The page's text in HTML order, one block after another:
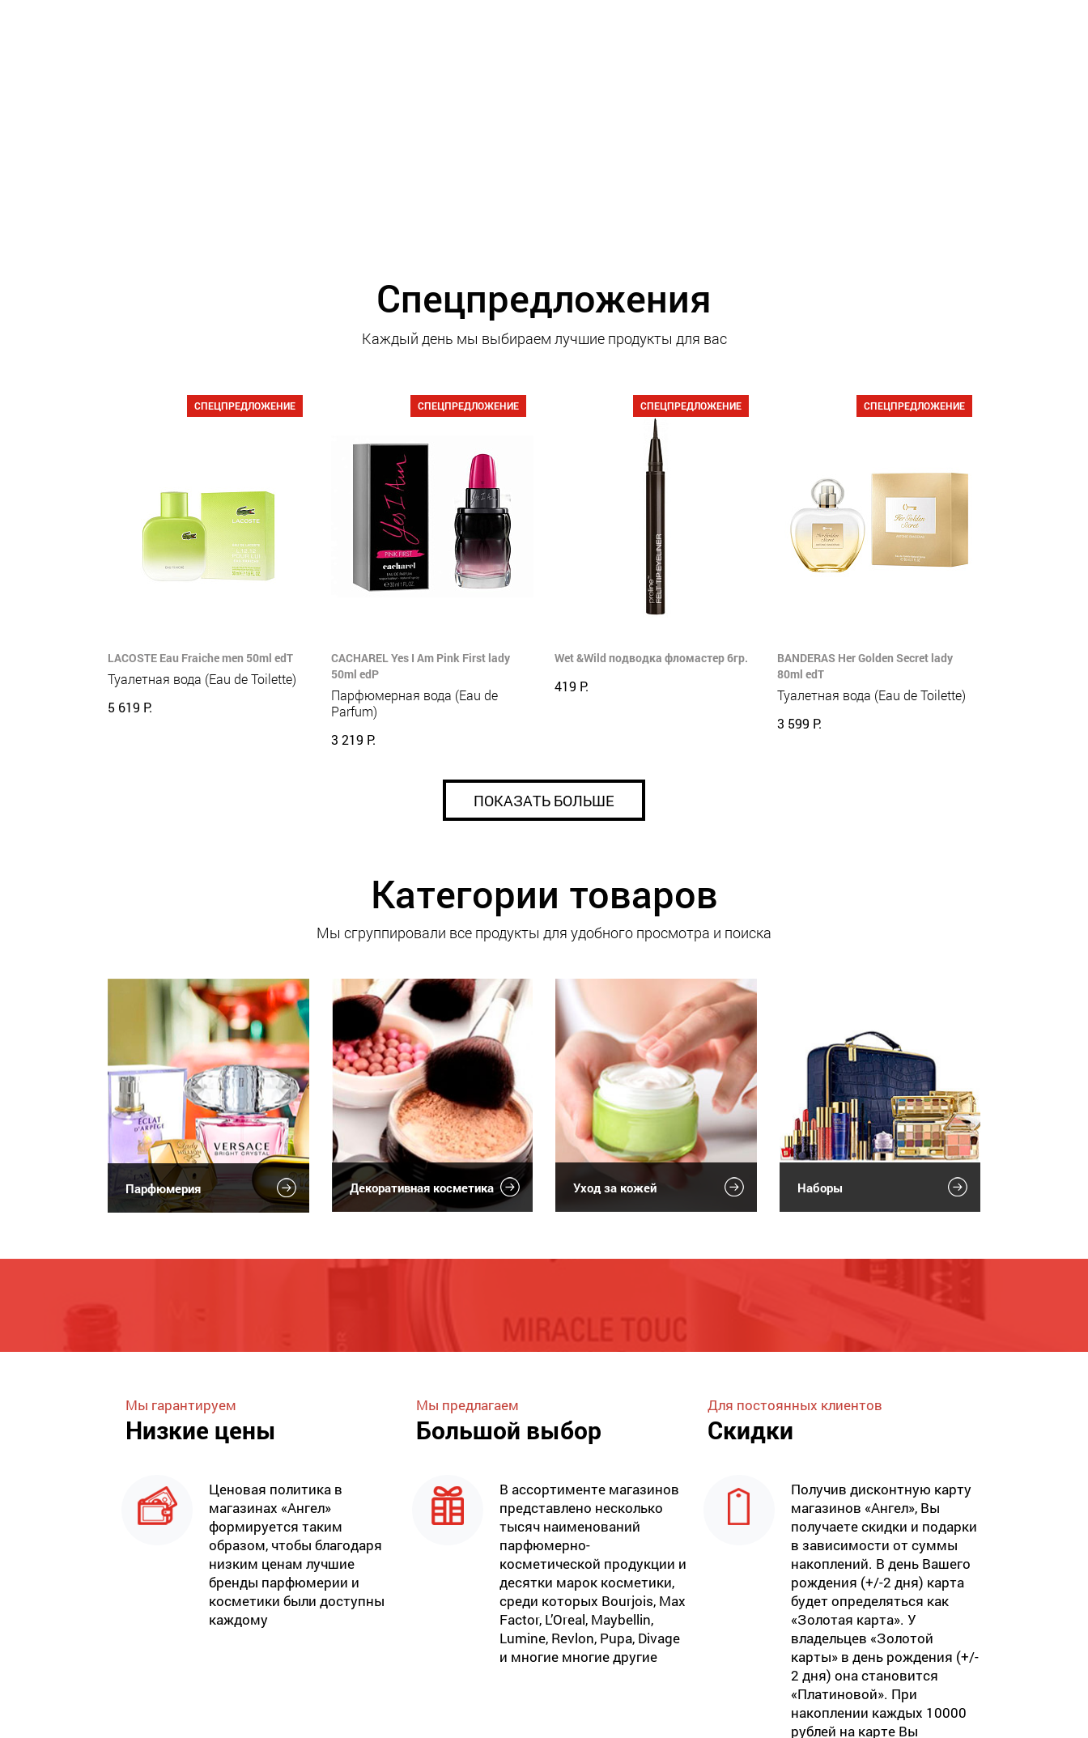
Спецпредложения
Каждый день мы выбираем лучшие продукты для вас
СПЕЦПРЕДЛОЖЕНИЕ
LACOSTE Eau Fraiche men 50ml edT
Туалетная вода (Eau de Toilette)
5 619 Р.
СПЕЦПРЕДЛОЖЕНИЕ
CACHAREL Yes I Am Pink First lady
50ml edP
Парфюмерная вода (Eau de
Parfum)
3 219 Р.
СПЕЦПРЕДЛОЖЕНИЕ
Wet &Wild подводка фломастер 6гр.
419 Р.
СПЕЦПРЕДЛОЖЕНИЕ
BANDERAS Her Golden Secret lady
80ml edT
Туалетная вода (Eau de Toilette)
3 599 Р.
ПОКАЗАТЬ БОЛЬШЕ
Категории товаров
Мы сгруппировали все продукты для удобного просмотра и поиска
Парфюмерия Декоративная косметика Уход за кожей Наборы
Мы гарантируем
Низкие цены
Ценовая политика в
магазинах «Ангел»
формируется таким
образом, чтобы благодаря
низким ценам лучшие
бренды парфюмерии и
косметики были доступны
каждому
Мы предлагаем
Большой выбор
В ассортименте магазинов
представлено несколько
тысяч наименований
парфюмерно-
косметической продукции и
десятки марок косметики,
среди которых Bourjois, Max
Factor, L’Oreal, Maybellin,
Lumine, Revlon, Pupa, Divage
и многие многие другие
Для постоянных клиентов
Скидки
Получив дисконтную карту
магазинов «Ангел», Вы
получаете скидки и подарки
в зависимости от суммы
накоплений. В день Вашего
рождения (+/-2 дня) карта
будет определяться как
«Золотая карта». У
владельцев «Золотой
карты» в день рождения (+/-
2 дня) она становится
«Платиновой». При
накоплении каждых 10000
рублей на карте Вы